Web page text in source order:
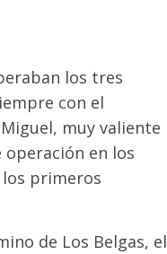
los tres
con el
muy valiente
en los
primeros
de Los Belgas, el